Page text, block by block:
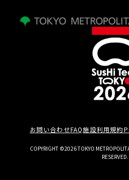
お問い合わせFAQ施設利用規約
COPYRIGHT ©2026 TOKYO
RESERVED.